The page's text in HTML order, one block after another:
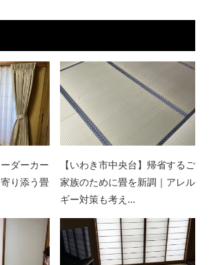
ダーカー
り添う畳
【いわき市中央台】帰省するご
家族のために畳を新調｜アレル
ギー対策も考え…